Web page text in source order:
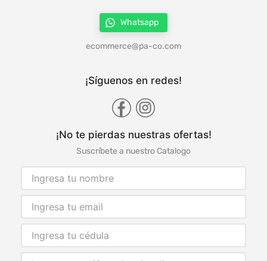
Whatsapp
ecommerce@pa-co.com
¡Síguenos en redes!
¡No te pierdas nuestras ofertas!
Suscríbete a nuestro Catalogo